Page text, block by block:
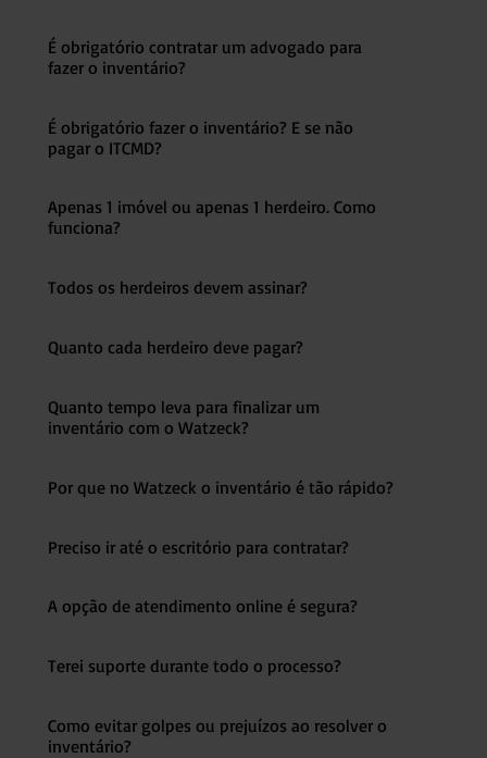
É obrigatório contratar um advogado para
fazer o inventário?
É obrigatório fazer o inventário? E se não
pagar o ITCMD?
Apenas 1 imóvel ou apenas 1 herdeiro. Como
funciona?
Todos os herdeiros devem assinar?
Quanto cada herdeiro deve pagar?
Quanto tempo leva para finalizar um
inventário com o Watzeck?
Por que no Watzeck o inventário é tão rápido?
Preciso ir até o escritório para contratar?
A opção de atendimento online é segura?
Terei suporte durante todo o processo?
Como evitar golpes ou prejuízos ao resolver o
inventário?